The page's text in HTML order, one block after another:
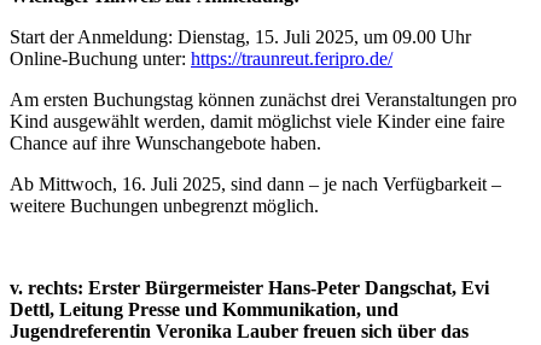
Start der Anmeldung: Dienstag, 15. Juli 2025, um 09.00 Uhr
Online-Buchung unter: https://traunreut.feripro.de/
Am ersten Buchungstag können zunächst drei Veranstaltungen pro
Kind ausgewählt werden, damit möglichst viele Kinder eine faire
Chance auf ihre Wunschangebote haben.
Ab Mittwoch, 16. Juli 2025, sind dann – je nach Verfügbarkeit –
weitere Buchungen unbegrenzt möglich.
v. rechts: Erster Bürgermeister Hans-Peter Dangschat, Evi
Dettl, Leitung Presse und Kommunikation, und
Jugendreferentin Veronika Lauber freuen sich über das